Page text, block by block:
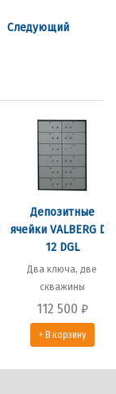
Следующий
Депозитные
ячейки VALBERG DB
12 DGL
Два ключа, две
скважины
112 500 ₽
+ В корзину